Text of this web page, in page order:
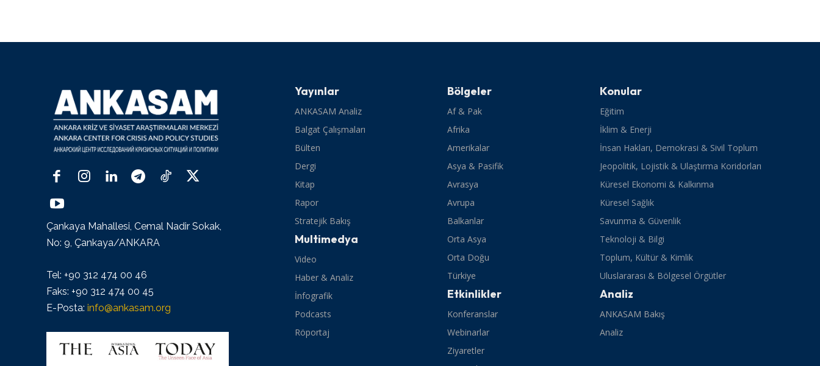
Çankaya Mahallesi, Cemal Nadir Sokak,
No: 9, Çankaya/ANKARA
Tel: +90 312 474 00 46
Faks: +90 312 474 00 45
E-Posta: info@ankasam.org
Yayınlar
ANKASAM Analiz
Balgat Çalışmaları
Bülten
Dergi
Kitap
Rapor
Stratejik Bakış
Multimedya
Video
Haber & Analiz
İnfografik
Podcasts
Röportaj
Bölgeler
Af & Pak
Afrika
Amerikalar
Asya & Pasifik
Avrasya
Avrupa
Balkanlar
Orta Asya
Orta Doğu
Türkiye
Etkinlikler
Konferanslar
Webinarlar
Ziyaretler
Konular
Eğitim
İklim & Enerji
İnsan Hakları, Demokrasi & Sivil Toplum
Jeopolitik, Lojistik & Ulaştırma Koridorları
Küresel Ekonomi & Kalkınma
Küresel Sağlık
Savunma & Güvenlik
Teknoloji & Bilgi
Toplum, Kültür & Kimlik
Uluslararası & Bölgesel Örgütler
Analiz
ANKASAM Bakış
Analiz